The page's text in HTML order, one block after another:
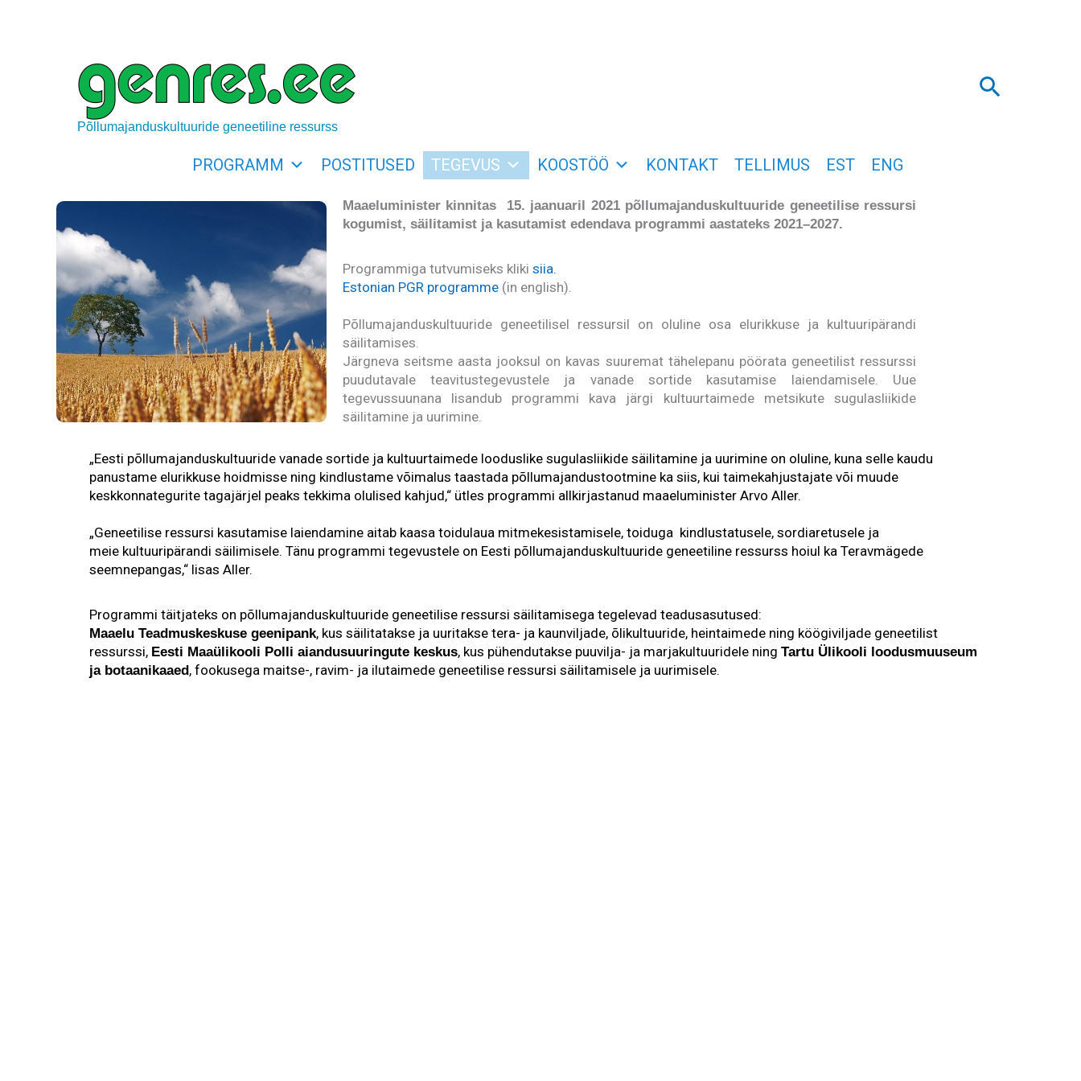
Põllumajanduskultuuride geneetiline ressurss
Search
PROGRAMM POSTITUSED TEGEVUS KOOSTÖÖ KONTAKT TELLIMUS EST ENG
Maaeluminister kinnitas 15. jaanuaril 2021 põllumajanduskultuuride geneetilise ressursi
kogumist, säilitamist ja kasutamist edendava programmi aastateks 2021–2027.
Programmiga tutvumiseks kliki siia.
Estonian PGR programme(in english).
Põllumajanduskultuuride geneetilisel ressursil on oluline osa elurikkuse ja kultuuripärandi
säilitamises.
Järgneva seitsme aasta jooksul on kavas suuremat tähelepanu pöörata geneetilist ressurssi
puudutavale teavitustegevustele ja vanade sortide kasutamise laiendamisele. Uue
tegevussuunana lisandub programmi kava järgi kultuurtaimede metsikute sugulasliikide
säilitamine ja uurimine.
„Eesti põllumajanduskultuuride vanade sortide ja kultuurtaimede looduslike sugulasliikide säilitamine ja uurimine on oluline, kuna selle kaudu
panustame elurikkuse hoidmisse ning kindlustame võimalus taastada põllumajandustootmine ka siis, kui taimekahjustajate või muude
keskkonnategurite tagajärjel peaks tekkima olulised kahjud,“ ütles programmi allkirjastanud maaeluminister Arvo Aller.
„Geneetilise ressursi kasutamise laiendamine aitab kaasa toidulaua mitmekesistamisele, toiduga kindlustatusele, sordiaretusele ja
meie kultuuripärandi säilimisele. Tänu programmi tegevustele on Eesti põllumajanduskultuuride geneetiline ressurss hoiul ka Teravmägede
seemnepangas,“ lisas Aller.
Programmi täitjateks on põllumajanduskultuuride geneetilise ressursi säilitamisega tegelevad teadusasutused:
Maaelu Teadmuskeskuse geenipank, kus säilitatakse ja uuritakse tera- ja kaunviljade, õlikultuuride, heintaimede ning köögiviljade geneetilist
ressurssi, Eesti Maaülikooli Polli aiandusuuringute keskus, kus pühendutakse puuvilja- ja marjakultuuridele ning Tartu Ülikooli loodusmuuseum
ja botaanikaaed , fookusega maitse-, ravim- ja ilutaimede geneetilise ressursi säilitamisele ja uurimisele.